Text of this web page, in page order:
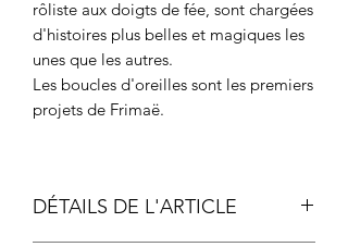
rôliste aux doigts de fée, sont chargées
d'histoires plus belles et magiques les
unes que les autres.
Les boucles d'oreilles sont les premiers
projets de Frimaë.
DÉTAILS DE L'ARTICLE